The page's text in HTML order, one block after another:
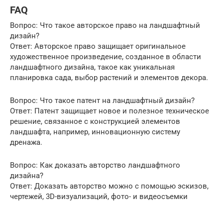
FAQ
Вопрос: Что такое авторское право на ландшафтный
дизайн?
Ответ: Авторское право защищает оригинальное
художественное произведение, созданное в области
ландшафтного дизайна, такое как уникальная
планировка сада, выбор растений и элементов декора.
Вопрос: Что такое патент на ландшафтный дизайн?
Ответ: Патент защищает новое и полезное техническое
решение, связанное с конструкцией элементов
ландшафта, например, инновационную систему
дренажа.
Вопрос: Как доказать авторство ландшафтного
дизайна?
Ответ: Доказать авторство можно с помощью эскизов,
чертежей, 3D-визуализаций, фото- и видеосъемки